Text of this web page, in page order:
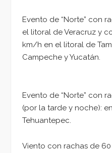
Evento de “Norte” con
el litoral de Veracruz y
km/h en el litoral de
Campeche y Yucatán.
Evento de “Norte” con
(por la tarde y noche):
Tehuantepec.
Viento con rachas de